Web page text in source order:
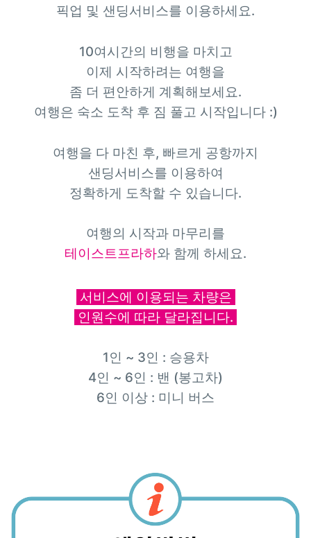
픽업 및 샌딩서비스를 이용하세요.
10여시간의 비행을 마치고
이제 시작하려는 여행을
좀 더 편안하게 계획해보세요.
여행은 숙소 도착 후 짐 풀고 시작입니다 :)
여행을 다 마친 후, 빠르게 공항까지
샌딩서비스를 이용하여
정확하게 도착할 수 있습니다.
여행의 시작과 마무리를
테이스트프라하와 함께 하세요.
서비스에 이용되는 차량은
인원수에 따라 달라집니다.
1인 ~ 3인 : 승용차
4인 ~ 6인 : 밴 (봉고차)
6인 이상 : 미니 버스